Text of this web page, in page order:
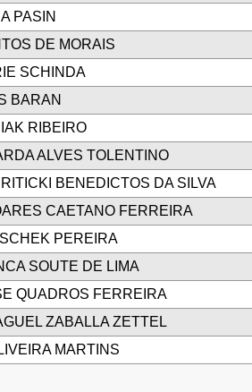
PASIN
DE MORAIS
SCHINDA
BARAN
RIBEIRO
ALVES TOLENTINO
BENEDICTOS DA SILVA
CAETANO FERREIRA
PEREIRA
SOUTE DE LIMA
QUADROS FERREIRA
ZABALLA ZETTEL
MARTINS